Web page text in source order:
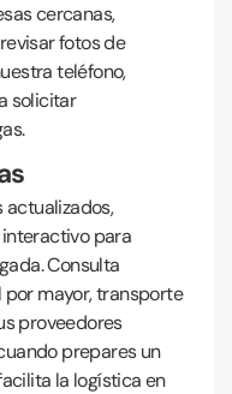
cercanas,
fotos de
teléfono,
solicitar
para
Consulta
por mayor, transporte
proveedores
prepares un
la logística en